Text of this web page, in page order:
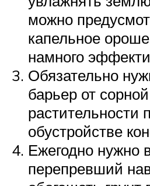
можно
капельное
намного
Обязательно
барьер от сорной
растительности
обустройстве
Ежегодно нужно
перепревший